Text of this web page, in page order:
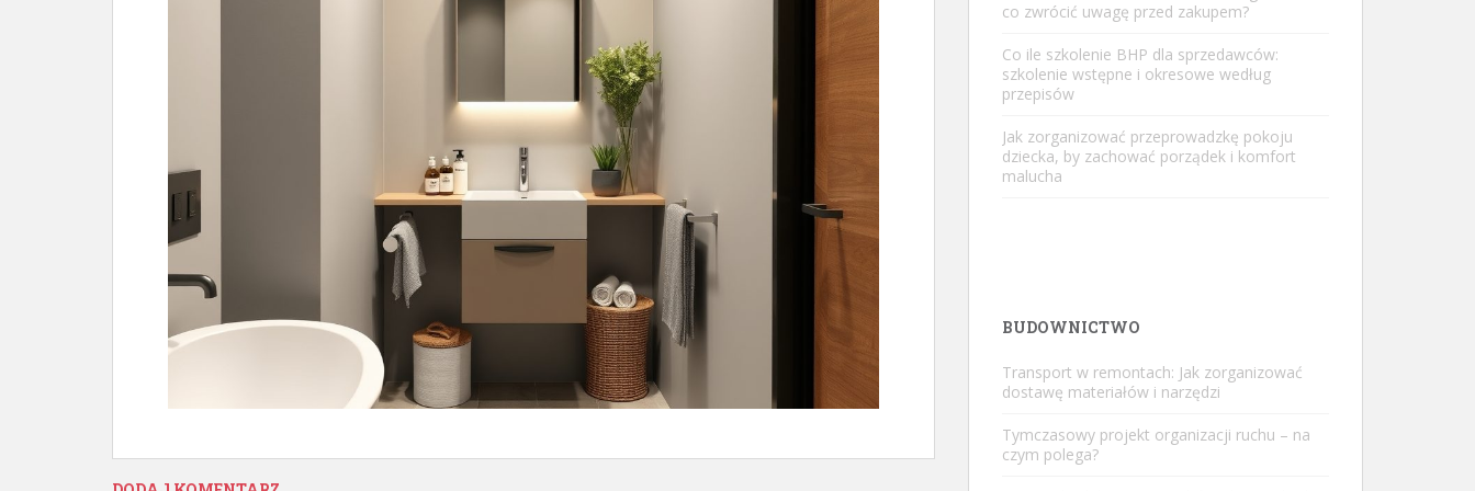
co zwrócić uwagę przed zakupem?
Co ile szkolenie BHP dla sprzedawców:
szkolenie wstępne i okresowe według
przepisów
Jak zorganizować przeprowadzkę pokoju
dziecka, by zachować porządek i komfort
malucha
BUDOWNICTWO
Transport w remontach: Jak zorganizować
dostawę materiałów i narzędzi
Tymczasowy projekt organizacji ruchu – na
czym polega?